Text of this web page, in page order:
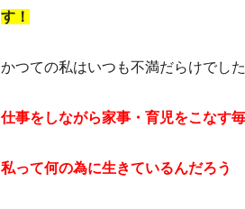
す！
かつての私はいつも不満だらけでし
仕事をしながら家事・育児をこなす
私って何の為に生きているんだろう